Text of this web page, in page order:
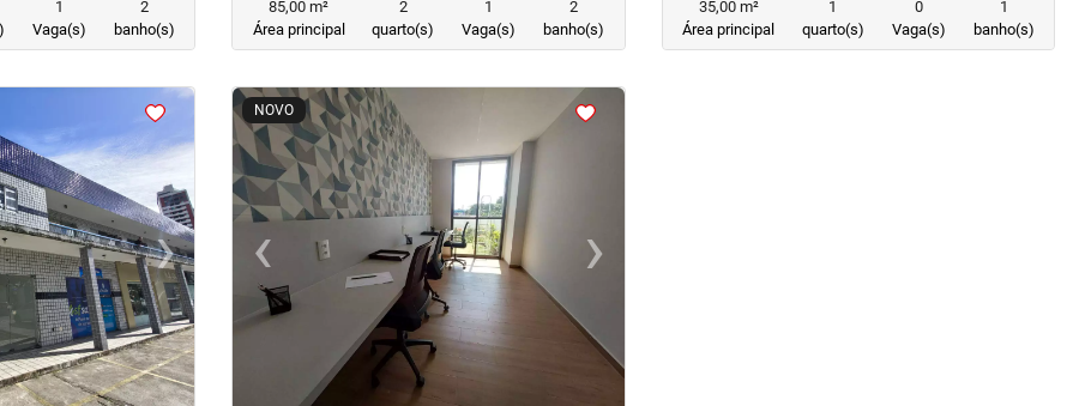
1
Vaga(s)
2
banho(s)
85,00 m²
Área principal
2
quarto(s)
1
Vaga(s)
2
banho(s)
35,00 m²
Área principal
1
quarto(s)
0
Vaga(s)
1
banho(s)
›Next
NOVO
<<<<
‹Previous ›Next